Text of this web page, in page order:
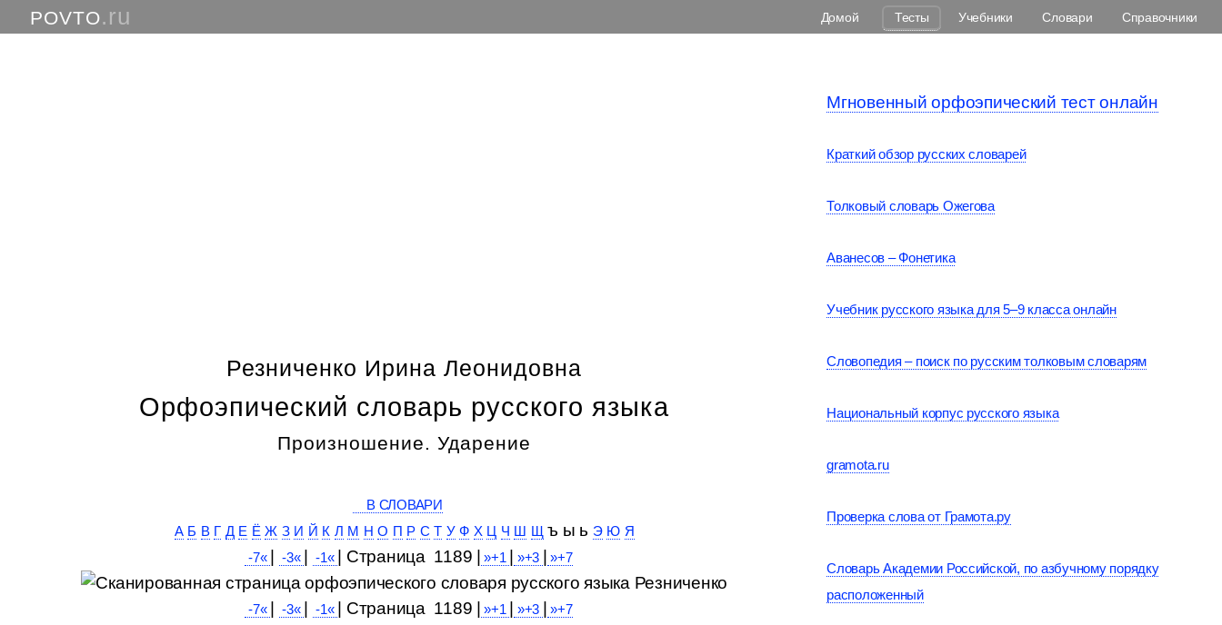
POVTO.ru Домой Тесты Учебники Словари Справочники
Резниченко Ирина Леонидовна
Орфоэпический словарь русского языка
Произношение. Ударение
В СЛОВАРИ
А Б В Г Д Е Ё Ж З И Й К Л М Н О П Р С Т У Ф Х Ц Ч Ш Щ ъ ы ь Э Ю Я
-7« | -3« | -1« | Cтраница 1189 | »+1 | »+3 | »+7
-7« | -3« | -1« | Cтраница 1189 | »+1 | »+3 | »+7
Мгновенный орфоэпический тест онлайн
Краткий обзор русских словарей
Толковый словарь Ожегова
Аванесов – Фонетика
Учебник русского языка для 5–9 класса онлайн
Словопедия – поиск по русским толковым словарям
Национальный корпус русского языка
gramota.ru
Проверка слова от Грамота.ру
Словарь Академии Российской, по азбучному порядку
расположенный